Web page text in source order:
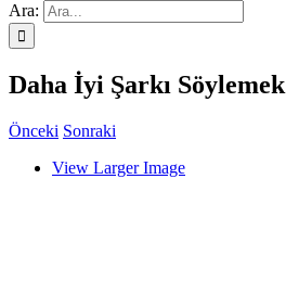
Ara:
Daha İyi Şarkı Söylemek
Önceki Sonraki
View Larger Image